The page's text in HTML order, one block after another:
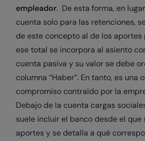
empleador. De esta forma, en
cuenta solo para las retenciones,
de este concepto al de los aportes
ese total se incorpora al asiento
cuenta pasiva y su valor se debe
columna “Haber”. En tanto, es una
compromiso contraído por la
Debajo de la cuenta cargas
suele incluir el banco desde el que
aportes y se detalla a qué